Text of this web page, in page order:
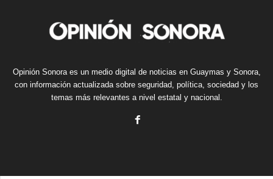
Opinión Sonora es un medio digital de noticias en Guaymas y Sonora,
con información actualizada sobre seguridad, política, sociedad y los
temas más relevantes a nivel estatal y nacional.